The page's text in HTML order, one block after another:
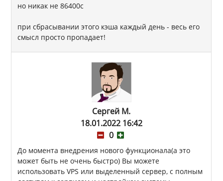
но никак не 86400с
при сбрасывании этого кэша каждый день - весь его
смысл просто пропадает!
Сергей М.
18.01.2022 16:42
0
До момента внедрения нового функционала(а это
может быть не очень быстро) Вы можете
использовать VPS или выделенный сервер, с полным